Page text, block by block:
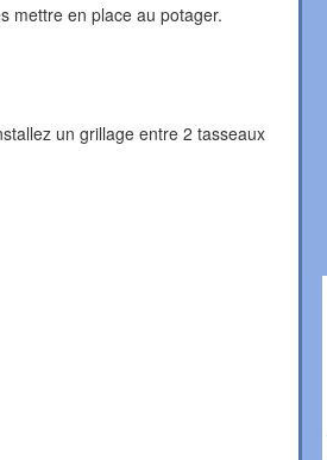
mettre en place au potager.
un grillage entre 2 tasseaux